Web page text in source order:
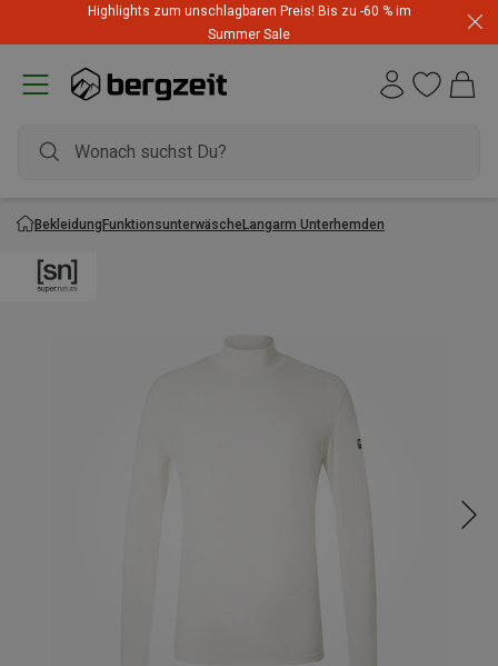
Highlights zum unschlagbaren Preis! Bis zu -60 % im
Summer Sale
BekleidungFunktionsunterwäscheLangarm Unterhemden